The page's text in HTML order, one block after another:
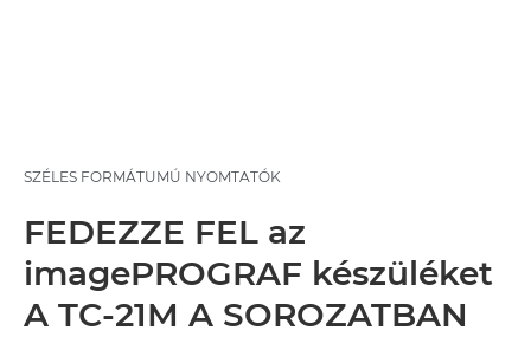
SZÉLES FORMÁTUMÚ NYOMTATÓK
FEDEZZE FEL az
imagePROGRAF készüléket
A TC-21M A SOROZATBAN